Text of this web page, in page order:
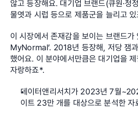
않고 등장해요. 대기업 브랜드(큐원·청
물엿과 시럽 등으로 제품군을 늘리고
이 시장에서 존재감을 보이는 브랜드가
MyNormal’. 2018년 등장해, 저당 잼
했어요. 이 분야에서만큼은 대기업을
자랑하죠*.
데이터앤리서치가 2023년 7월
이트 23만 개를 대상으로 분석한 자